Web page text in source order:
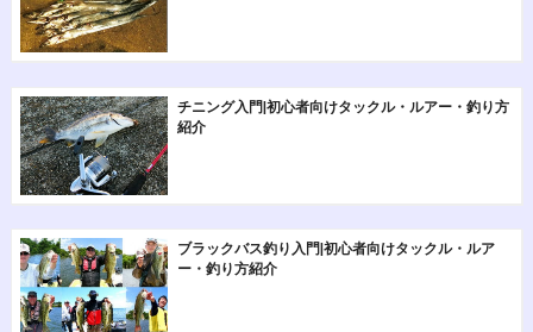
チニング入門|初心者向けタックル・ルアー・釣り方
紹介
ブラックバス釣り入門|初心者向けタックル・ルア
ー・釣り方紹介